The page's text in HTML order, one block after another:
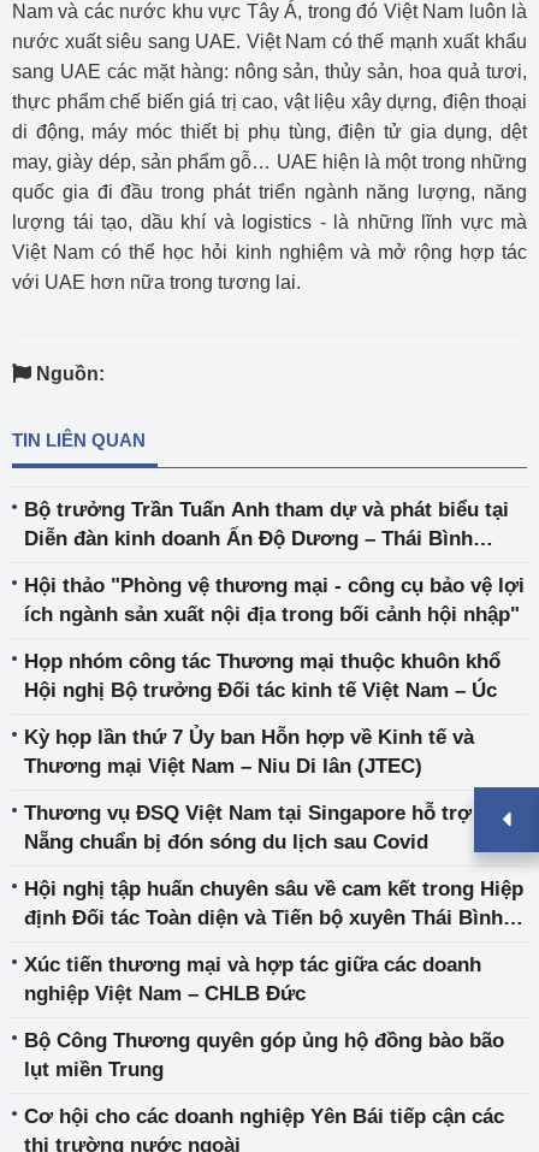
Nam và các nước khu vực Tây Á, trong đó Việt Nam luôn là
nước xuất siêu sang UAE. Việt Nam có thế mạnh xuất khẩu
sang UAE các mặt hàng: nông sản, thủy sản, hoa quả tươi,
thực phẩm chế biến giá trị cao, vật liệu xây dựng, điện thoại
di động, máy móc thiết bị phụ tùng, điện tử gia dụng, dệt
may, giày dép, sản phẩm gỗ… UAE hiện là một trong những
quốc gia đi đầu trong phát triển ngành năng lượng, năng
lượng tái tạo, dầu khí và logistics - là những lĩnh vực mà
Việt Nam có thể học hỏi kinh nghiệm và mở rộng hợp tác
với UAE hơn nữa trong tương lai.
Nguồn:
TIN LIÊN QUAN
Bộ trưởng Trần Tuấn Anh tham dự và phát biểu tại
Diễn đàn kinh doanh Ấn Độ Dương – Thái Bình
Hội thảo "Phòng vệ thương mại - công cụ bảo vệ lợi
ích ngành sản xuất nội địa trong bối cảnh hội nhập"
Họp nhóm công tác Thương mại thuộc khuôn khổ
Hội nghị Bộ trưởng Đối tác kinh tế Việt Nam – Úc
Kỳ họp lần thứ 7 Ủy ban Hỗn hợp về Kinh tế và
Thương mại Việt Nam – Niu Di lân (JTEC)
Thương vụ ĐSQ Việt Nam tại Singapore hỗ trợ Đà
Nẵng chuẩn bị đón sóng du lịch sau Covid
Hội nghị tập huấn chuyên sâu về cam kết trong Hiệp
định Đối tác Toàn diện và Tiến bộ xuyên Thái Bình
giữa Việt Nam và Liên minh châu Âu (EVFTA)
Xúc tiến thương mại và hợp tác giữa các doanh
nghiệp Việt Nam – CHLB Đức
Bộ Công Thương quyên góp ủng hộ đồng bào bão
lụt miền Trung
Cơ hội cho các doanh nghiệp Yên Bái tiếp cận các
thị trường nước ngoài